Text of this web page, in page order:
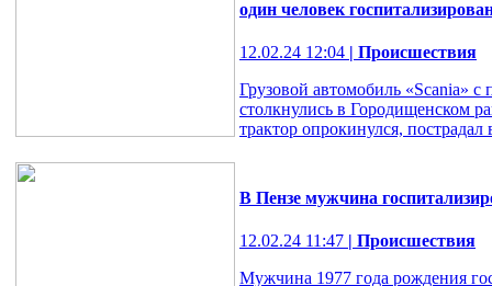
один человек
12.02.24 12:04 | Происшествия
Грузовой автомобиль «Scania»
столкнулись в Городищенском
трактор опрокинулся, пострадал
В Пензе мужчина
12.02.24 11:47 | Происшествия
Мужчина 1977 года рождения